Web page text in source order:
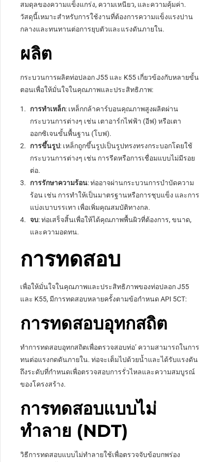
สมดุลของความแข็งแกร่ง, ความเหนียว, และความคุ้มค่า.
วัสดุนี้เหมาะสำหรับการใช้งานที่ต้องการความแข็งแรงปาน
กลางและทนทานต่อการยุบตัวและแรงดันภายใน.
ผลิต
กระบวนการผลิตท่อปลอก J55 และ K55 เกี่ยวข้องกับหลายขั้น
ตอนเพื่อให้มั่นใจในคุณภาพและประสิทธิภาพ:
การทำเหล็ก: เหล็กกล้าคาร์บอนคุณภาพสูงผลิตผ่าน
กระบวนการต่างๆ เช่น เตาอาร์กไฟฟ้า (อีฟ) หรือเตา
ออกซิเจนขั้นพื้นฐาน (โบฟ).
การขึ้นรูป: เหล็กถูกขึ้นรูปเป็นรูปทรงทรงกระบอกโดยใช้
กระบวนการต่างๆ เช่น การรีดหรือการเชื่อมแบบไม่มีรอย
ต่อ.
การรักษาความร้อน: ท่ออาจผ่านกระบวนการบำบัดความ
ร้อน เช่น การทำให้เป็นมาตรฐานหรือการชุบแข็ง และการ
แบ่งเบาบรรเทา เพื่อเพิ่มคุณสมบัติทางกล.
จบ: ท่อเสร็จสิ้นเพื่อให้ได้คุณภาพพื้นผิวที่ต้องการ, ขนาด,
และความอดทน.
การทดสอบ
เพื่อให้มั่นใจในคุณภาพและประสิทธิภาพของท่อปลอก J55
และ K55, มีการทดสอบหลายครั้งตามข้อกำหนด API 5CT:
การทดสอบอุทกสถิต
ทำการทดสอบอุทกสถิตเพื่อตรวจสอบท่อ’ ความสามารถในการ
ทนต่อแรงกดดันภายใน. ท่อจะเต็มไปด้วยน้ำและได้รับแรงดัน
ถึงระดับที่กำหนดเพื่อตรวจสอบการรั่วไหลและความสมบูรณ์
ของโครงสร้าง.
การทดสอบแบบไม่
ทำลาย (NDT)
วิธีการทดสอบแบบไม่ทำลายใช้เพื่อตรวจจับข้อบกพร่อง